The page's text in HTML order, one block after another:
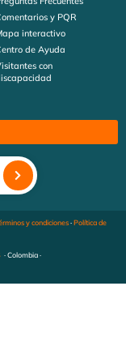
y PQR
interactivo
de Ayuda
con
y condiciones·Política de
· Colombia ·